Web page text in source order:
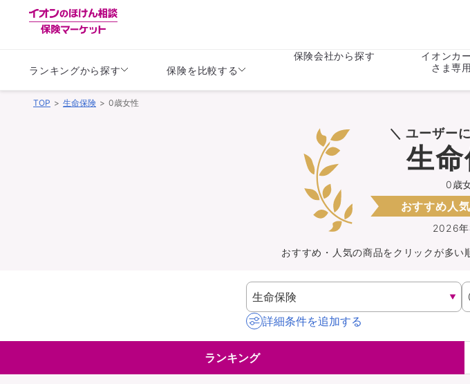
ランキングから探す
がん保険
持病がある方向け
バイク保険
ペット保険
スマホ保険
イオンカード会員さま
専用保険（損害保険）
WAON POINT還
保険を比較する
がん保険
収入保障保険
保険会社から探す
イオンカ
さま専
ライフステージ
TOP 生命保険 0歳女性
＼ ユーザー
2026
0歳
生
おすすめ人
おすすめ・人気の商品をクリックが多い
詳細条件を追加する
ランキング